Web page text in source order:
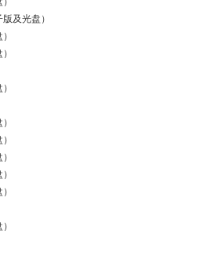
及光盘）